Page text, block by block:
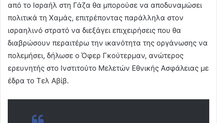
από το Ισραήλ στη Γάζα θα μπορούσε να αποδυναμώσει
πολιτικά τη Χαμάς, επιτρέποντας παράλληλα στον
ισραηλινό στρατό να διεξάγει επιχειρήσεις που θα
διαβρώσουν περαιτέρω την ικανότητα της οργάνωσης να
πολεμήσει, δήλωσε ο Όφερ Γκούτερμαν, ανώτερος
ερευνητής στο Ινστιτούτο Μελετών Εθνικής Ασφάλειας με
έδρα το Τελ Αβίβ.